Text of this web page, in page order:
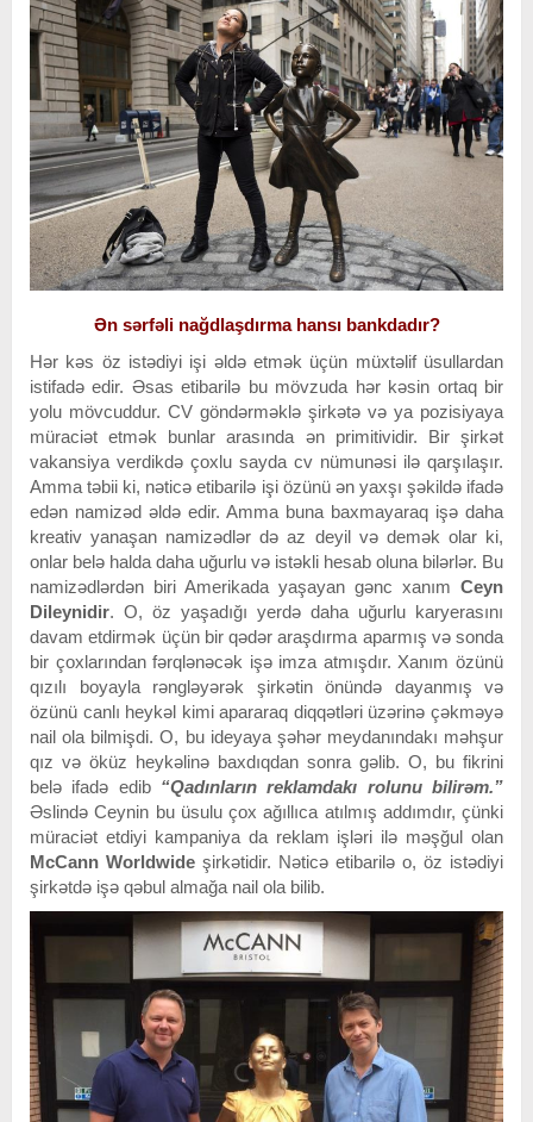
Ən sərfəli nağdlaşdırma hansı bankdadır?
Hər kəs öz istədiyi işi əldə etmək üçün müxtəlif üsullardan
istifadə edir. Əsas etibarilə bu mövzuda hər kəsin ortaq bir
yolu mövcuddur. CV göndərməklə şirkətə və ya pozisiyaya
müraciət etmək bunlar arasında ən primitividir. Bir şirkət
vakansiya verdikdə çoxlu sayda cv nümunəsi ilə qarşılaşır.
Amma təbii ki, nəticə etibarilə işi özünü ən yaxşı şəkildə ifadə
edən namizəd əldə edir. Amma buna baxmayaraq işə daha
kreativ yanaşan namizədlər də az deyil və demək olar ki,
onlar belə halda daha uğurlu və istəkli hesab oluna bilərlər. Bu
namizədlərdən biri Amerikada yaşayan gənc xanım Ceyn
Dileynidir. O, öz yaşadığı yerdə daha uğurlu karyerasını
davam etdirmək üçün bir qədər araşdırma aparmış və sonda
bir çoxlarından fərqlənəcək işə imza atmışdır. Xanım özünü
qızılı boyayla rəngləyərək şirkətin önündə dayanmış və
özünü canlı heykəl kimi apararaq diqqətləri üzərinə çəkməyə
nail ola bilmişdi. O, bu ideyaya şəhər meydanındakı məhşur
qız və öküz heykəlinə baxdıqdan sonra gəlib. O, bu fikrini
belə ifadə edib“Qadınların reklamdakı rolunu bilirəm.”
Əslində Ceynin bu üsulu çox ağıllıca atılmış addımdır, çünki
müraciət etdiyi kampaniya da reklam işləri ilə məşğul olan
McCann Worldwide şirkətidir. Nəticə etibarilə o, öz istədiyi
şirkətdə işə qəbul almağa nail ola bilib.